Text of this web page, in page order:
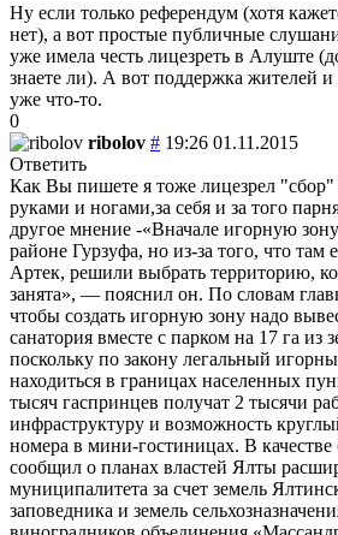
Ну если только референдум (хотя
нет), а вот простые публичные
уже имела честь лицезреть в Алуште
знаете ли). А вот поддержка жителей и
уже что-то.
0
ribolov # 19:26 01.11.2015
Ответить
Как Вы пишете я тоже лицезрел
руками и ногами,за себя и за того
другое мнение -«Вначале игорную
районе Гурзуфа, но из-за того, что там
Артек, решили выбрать территорию,
занята», — пояснил он. По словам
чтобы создать игорную зону надо
санатория вместе с парком на 17 га из
поскольку по закону легальный
находиться в границах населенных
тысяч гаспринцев получат 2 тысячи
инфраструктуру и возможность
номера в мини-гостиницах. В
сообщил о планах властей Ялты
муниципалитета за счет земель
заповедника и земель